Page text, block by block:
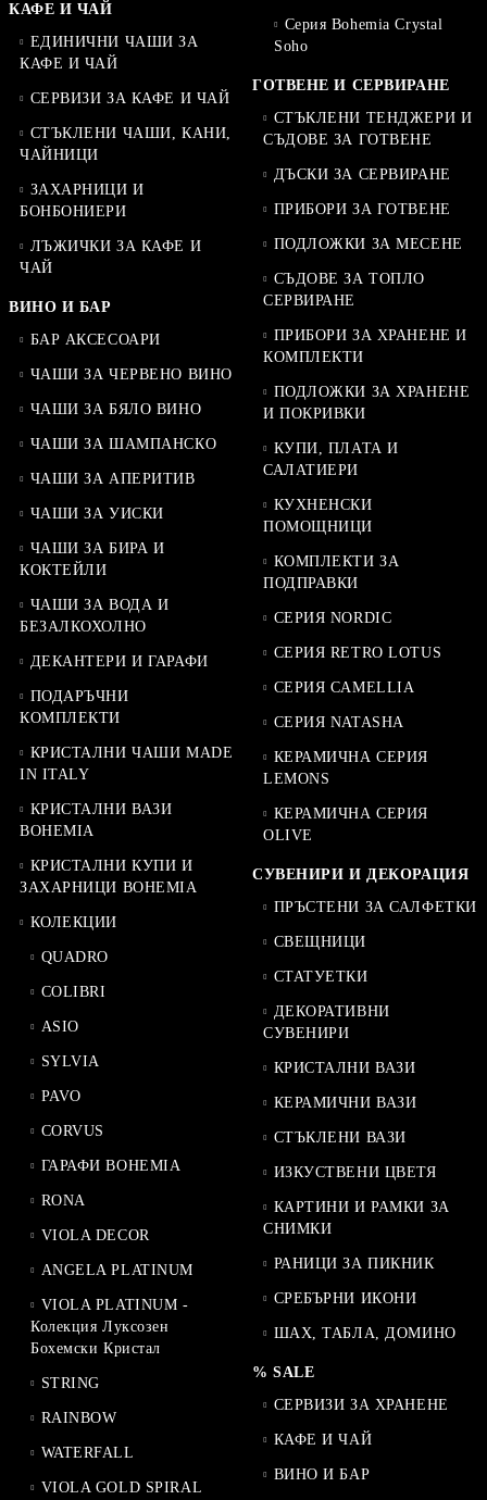
КАФЕ И ЧАЙ
ЕДИНИЧНИ ЧАШИ ЗА
КАФЕ И ЧАЙ
СЕРВИЗИ ЗА КАФЕ И ЧАЙ
СТЪКЛЕНИ ЧАШИ, КАНИ,
ЧАЙНИЦИ
ЗАХАРНИЦИ И
БОНБОНИЕРИ
ЛЪЖИЧКИ ЗА КАФЕ И
ЧАЙ
ВИНО И БАР
БАР АКСЕСОАРИ
ЧАШИ ЗА ЧЕРВЕНО ВИНО
ЧАШИ ЗА БЯЛО ВИНО
ЧАШИ ЗА ШАМПАНСКО
ЧАШИ ЗА АПЕРИТИВ
ЧАШИ ЗА УИСКИ
ЧАШИ ЗА БИРА И
КОКТЕЙЛИ
ЧАШИ ЗА ВОДА И
БЕЗАЛКОХОЛНО
ДЕКАНТЕРИ И ГАРАФИ
ПОДАРЪЧНИ
КОМПЛЕКТИ
КРИСТАЛНИ ЧАШИ MADE
IN ITALY
КРИСТАЛНИ ВАЗИ
BOHEMIA
КРИСТАЛНИ КУПИ И
ЗАХАРНИЦИ BOHEMIA
КОЛЕКЦИИ
QUADRO
COLIBRI
ASIO
SYLVIA
PAVO
CORVUS
ГАРАФИ BOHEMIA
RONA
VIOLA DECOR
ANGELA PLATINUM
VIOLA PLATINUM -
Колекция Луксозен
Бохемски Кристал
STRING
RAINBOW
WATERFALL
VIOLA GOLD SPIRAL
Серия Bohemia Crystal
Soho
ГОТВЕНЕ И СЕРВИРАНЕ
СТЪКЛЕНИ ТЕНДЖЕРИ И
СЪДОВЕ ЗА ГОТВЕНЕ
ДЪСКИ ЗА СЕРВИРАНЕ
ПРИБОРИ ЗА ГОТВЕНЕ
ПОДЛОЖКИ ЗА МЕСЕНЕ
СЪДОВЕ ЗА ТОПЛО
СЕРВИРАНЕ
ПРИБОРИ ЗА ХРАНЕНЕ И
КОМПЛЕКТИ
ПОДЛОЖКИ ЗА ХРАНЕНЕ
И ПОКРИВКИ
КУПИ, ПЛАТА И
САЛАТИЕРИ
КУХНЕНСКИ
ПОМОЩНИЦИ
КОМПЛЕКТИ ЗА
ПОДПРАВКИ
СЕРИЯ NORDIC
СЕРИЯ RETRO LOTUS
СЕРИЯ CAMELLIA
СЕРИЯ NATASHA
КЕРАМИЧНА СЕРИЯ
LEMONS
КЕРАМИЧНА СЕРИЯ
OLIVE
СУВЕНИРИ И ДЕКОРАЦИЯ
ПРЪСТЕНИ ЗА САЛФЕТКИ
СВЕЩНИЦИ
СТАТУЕТКИ
ДЕКОРАТИВНИ
СУВЕНИРИ
КРИСТАЛНИ ВАЗИ
КЕРАМИЧНИ ВАЗИ
СТЪКЛЕНИ ВАЗИ
ИЗКУСТВЕНИ ЦВЕТЯ
КАРТИНИ И РАМКИ ЗА
СНИМКИ
РАНИЦИ ЗА ПИКНИК
СРЕБЪРНИ ИКОНИ
ШАХ, ТАБЛА, ДОМИНО
% SALE
СЕРВИЗИ ЗА ХРАНЕНЕ
КАФЕ И ЧАЙ
ВИНО И БАР